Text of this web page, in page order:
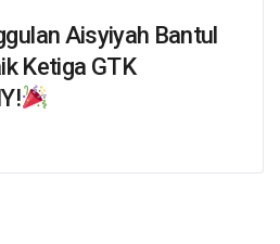
Aisyiyah Bantul
Ketiga GTK